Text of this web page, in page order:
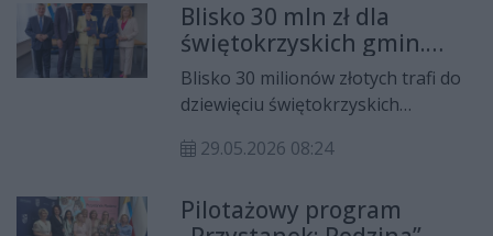
poprawić możliwości diagnostyczne
placówki i zastąpić obecnie
używane urządzenie, które ma już
ponad 15 lat.
Blisko 30 mln zł dla
świętokrzyskich gmin.
Podpisano umowy na
rewitalizację
Blisko 30 milionów złotych trafi do
dziewięciu świętokrzyskich
projektów rewitalizacyjnych. W
umowy z przedstawicielami gmin,
29.05.2026 08:24
Pilotażowy program